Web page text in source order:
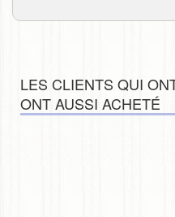
LES CLIENTS QUI
ONT AUSSI ACHETÉ